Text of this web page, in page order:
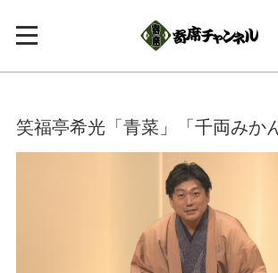
笑福亭希光「青菜」「千両みか